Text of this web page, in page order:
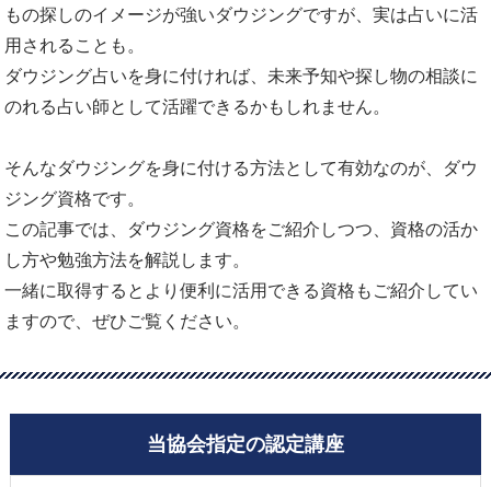
もの探しのイメージが強いダウジングですが、実は占いに活
用されることも。
ダウジング占いを身に付ければ、未来予知や探し物の相談に
のれる占い師として活躍できるかもしれません。
そんなダウジングを身に付ける方法として有効なのが、ダウ
ジング資格です。
この記事では、ダウジング資格をご紹介しつつ、資格の活か
し方や勉強方法を解説します。
一緒に取得するとより便利に活用できる資格もご紹介してい
ますので、ぜひご覧ください。
当協会指定の認定講座